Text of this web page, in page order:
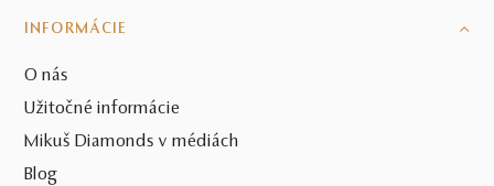
INFORMÁCIE
O nás
Užitočné informácie
Mikuš Diamonds v médiách
Blog